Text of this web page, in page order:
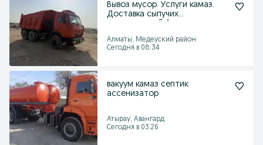
Вывоз мусор. Услуги камаз.
Доставка сыпучих
Алматы, Медеуский район
Сегодня в 08:34
вакуум камаз септик
ассенизатор
Атырау, Авангард
Сегодня в 03:26